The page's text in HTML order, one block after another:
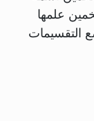
علمها
التقسيمات